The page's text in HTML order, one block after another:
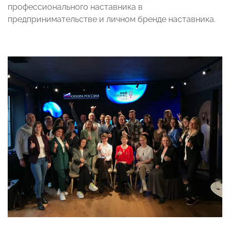
профессионального наставника в
предпринимательстве и личном бренде наставника.